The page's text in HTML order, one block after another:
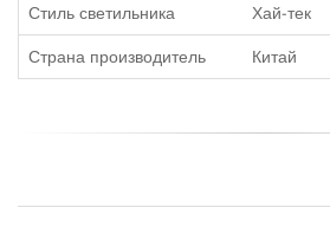
Стиль светильника
Хай-тек
Страна производитель
Китай